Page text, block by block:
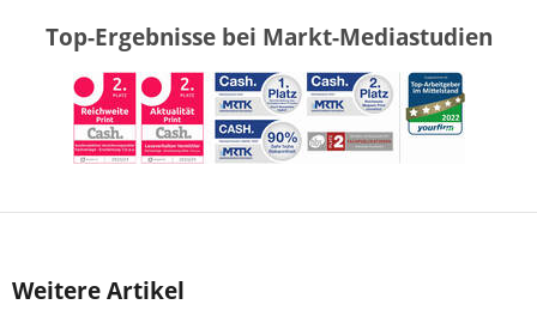
Top-Ergebnisse bei Markt-Mediastudien
Weitere Artikel